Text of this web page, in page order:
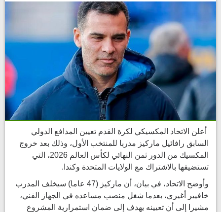
أعلن الاتحاد المكسيكي لكرة القدم تعيين المدافع الدولي
السابق رافائيل ماركيز مدربا للمنتخب الأول، وذلك بعد خروج
المكسيك من الدور ثمن النهائي لكأس العالم 2026، التي
تستضيفها بالاشتراك مع الولايات المتحدة وكندا.
وأوضح الاتحاد، في بيان، أن ماركيز (47 عاما) سيخلف المدرب
خافيير أغيري، بعدما شغل منصب مساعده في الجهاز الفني،
مشيرا إلى أن تعيينه يهدف إلى ضمان استمرارية المشروع